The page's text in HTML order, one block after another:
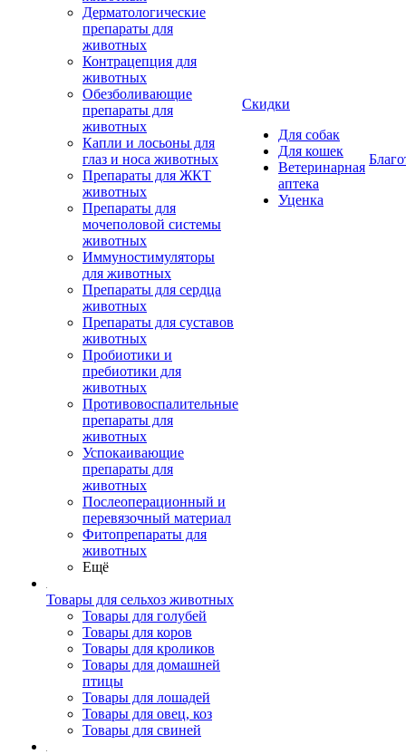
Дерматологические
препараты для
животных
Контрацепция для
животных
Обезболивающие
препараты для
животных
Капли и лосьоны для
глаз и носа животных
Препараты для ЖКТ
животных
Препараты для
мочеполовой системы
животных
Иммуностимуляторы
для животных
Препараты для сердца
животных
Препараты для суставов
животных
Пробиотики и
пребиотики для
животных
Противовоспалительные
препараты для
животных
Успокаивающие
препараты для
животных
Послеоперационный и
перевязочный материал
Фитопрепараты для
животных
Ещё
Товары для сельхоз животных
Товары для голубей
Товары для коров
Товары для кроликов
Товары для домашней
птицы
Товары для лошадей
Товары для овец, коз
Товары для свиней
Скидки
Для собак
Для кошек
Ветеринарная
аптека
Уценка